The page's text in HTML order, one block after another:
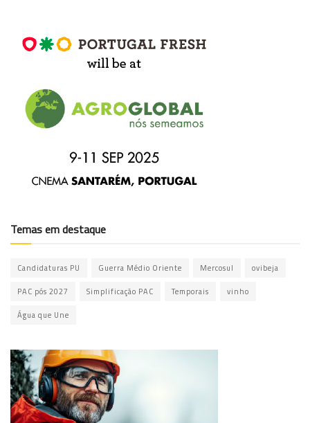
Temas em destaque
Candidaturas PU Guerra Médio Oriente Mercosul ovibeja
PAC pós 2027 Simplificação PAC Temporais vinho
Água que Une